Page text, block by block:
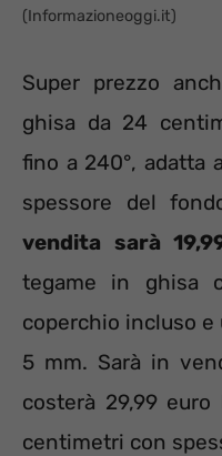
(Informazioneoggi.it)
Super prezzo
ghisa da 24
fino a 240°, adatta
spessore del
vendita sarà
tegame in ghisa
coperchio incluso
5 mm. Sarà in
costerà 29,99
centimetri con